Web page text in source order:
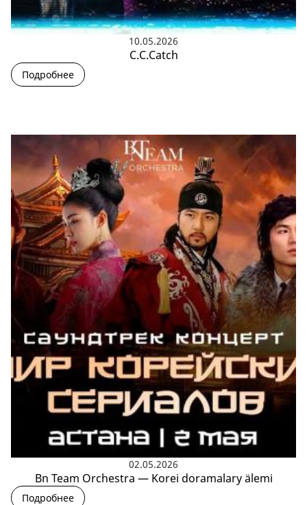
10.05.2026
C.C.Catch
Подробнее
02.05.2026
Bn Team Orchestra — Korei doramalary älemi
Подробнее